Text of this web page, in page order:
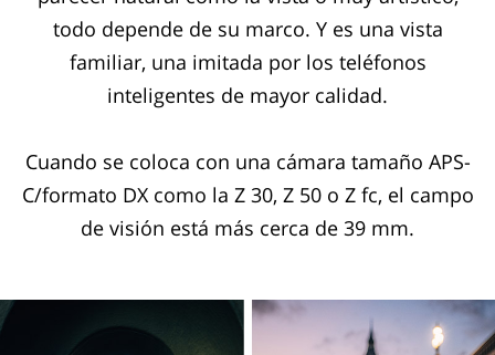
todo depende de su marco. Y es una vista
familiar, una imitada por los teléfonos
inteligentes de mayor calidad.
Cuando se coloca con una cámara tamaño APS-
C/formato DX como la Z 30, Z 50 o Z fc, el campo
de visión está más cerca de 39 mm.